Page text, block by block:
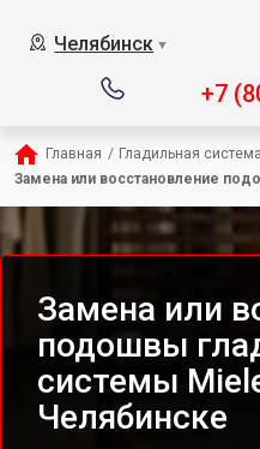
Челябинск ▼
+7
Главная / Гладильная система
Замена или восстановление
Замена или
подошвы
системы
Челябинске